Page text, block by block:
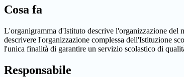
Cosa fa
L'organigramma d'Istituto descrive l'organizzazione del
descrivere l'organizzazione complessa dell'Istituzione
l'unica finalità di garantire un servizio scolastico di
Responsabile